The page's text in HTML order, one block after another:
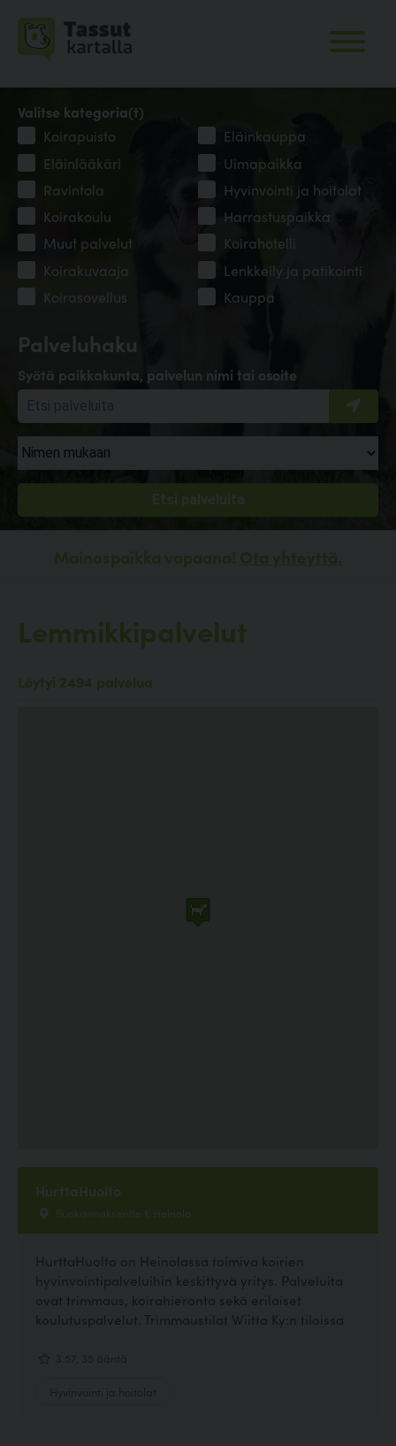
Palveluhaku
Syötä paikkakunta, palvelun nimi tai osoite
Valitse kategoria(t)
Koirapuisto
Eläinkauppa
Eläinlääkäri
Uimapaikka
Ravintola
Hyvinvointi ja hoitolat
Koirakoulu
Harrastuspaikka
Muut palvelut
Koirahotelli
Koirakuvaaja
Lenkkeily ja patikointi
Koirasovellus
Kauppa
Mainospaikka vapaana! Ota yhteyttä.
Lemmikkipalvelut
Löytyi 2494 palvelua
HurttaHuolto
Suokannaksentie 1, Heinola
HurttaHuolto on Heinolassa toimiva koirien
hyvinvointipalveluihin keskittyvä yritys. Palveluita
ovat trimmaus, koirahieronta sekä erilaiset
koulutuspalvelut. Trimmaustilat Wiitta Ky:n tiloissa